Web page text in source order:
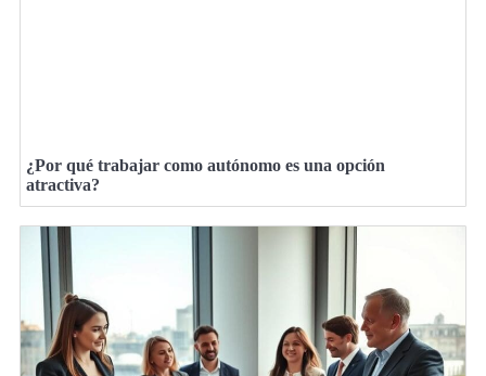
¿Por qué trabajar como autónomo es una opción
atractiva?